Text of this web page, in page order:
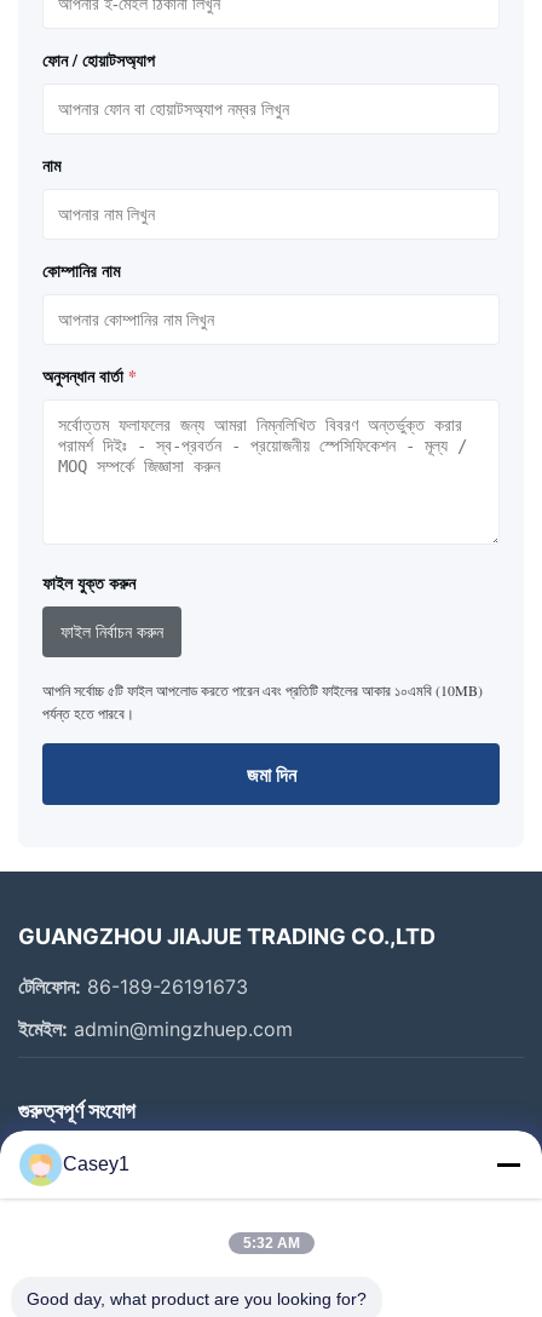
ফোন / হোয়াটসঅ্যাপ
নাম
কোম্পানির নাম
অনুসন্ধান বার্তা *
ফাইল যুক্ত করুন
ফাইল নির্বাচন করুন
আপনি সর্বোচ্চ ৫টি ফাইল আপলোড করতে পারেন এবং প্রতিটি ফাইলের আকার ১০এমবি (10MB)
পর্যন্ত হতে পারবে।
জমা দিন
GUANGZHOU JIAJUE TRADING CO.,LTD
টেলিফোন: 86-189-26191673
ইমেইল: admin@mingzhuep.com
গুরুত্বপূর্ণ সংযোগ
বাড়ি
পণ্য
কারখানা পরিদর্শন
Casey1
5:32 AM
Good day, what product are you looking for?